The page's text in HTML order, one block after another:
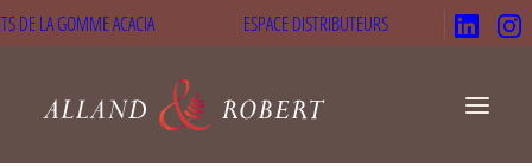
DE LA GOMME ACACIA ESPACE DISTRIBUTEURS